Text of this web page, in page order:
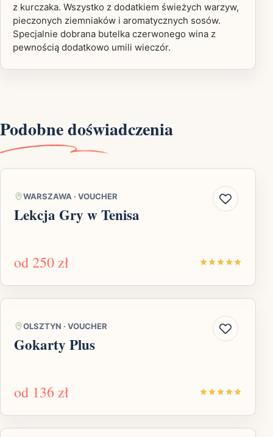
z kurczaka. Wszystko z dodatkiem świeżych warzyw,
pieczonych ziemniaków i aromatycznych sosów.
Specjalnie dobrana butelka czerwonego wina z
pewnością dodatkowo umili wieczór.
Podobne doświadczenia
WARSZAWA · VOUCHER
Lekcja Gry w Tenisa
od 250 zł
OLSZTYN · VOUCHER
Gokarty Plus
od 136 zł